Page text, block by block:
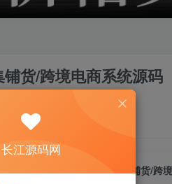
货/跨境电商系统源码
长江源码网